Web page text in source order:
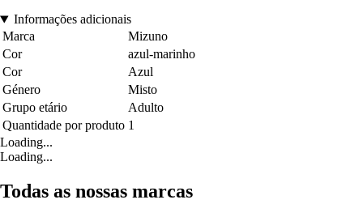
Informações adicionais
Marca
Mizuno
Cor
azul-marinho
Cor
Azul
Género
Misto
Grupo etário
Adulto
Quantidade por produto 1
Loading...
Loading...
Todas as nossas marcas